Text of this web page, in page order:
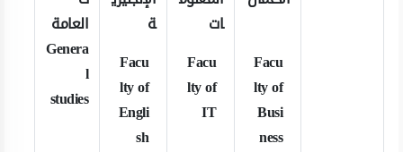
Facu
lty of
Busi
ness
ات
Facu
lty of
IT
ة
Facu
lty of
Engli
sh
العامة
Genera
l
studies